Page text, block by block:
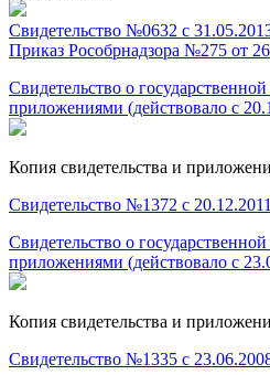
Свидетельство №0632 с
Приказ Рособрнадзора №275 от
Свидетельство о
приложениями (действовало с
Копия свидетельства и
Свидетельство №1372 с
Свидетельство о
приложениями (действовало с
Копия свидетельства и
Свидетельство №1335 с